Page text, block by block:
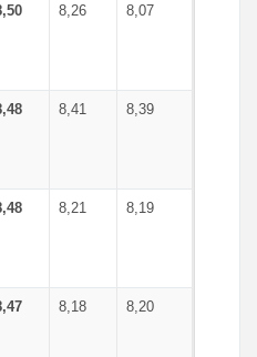
8,26 8,07
8,41 8,39
8,21 8,19
8,18 8,20